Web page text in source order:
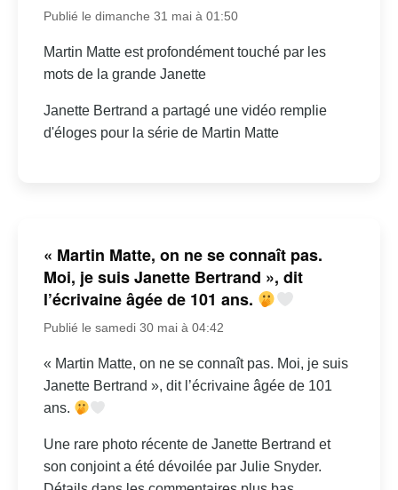
Publié le dimanche 31 mai à 01:50
Martin Matte est profondément touché par les
mots de la grande Janette
Janette Bertrand a partagé une vidéo remplie
d'éloges pour la série de Martin Matte
« Martin Matte, on ne se connaît pas.
Moi, je suis Janette Bertrand », dit
l’écrivaine âgée de 101 ans.
Publié le samedi 30 mai à 04:42
« Martin Matte, on ne se connaît pas. Moi, je suis
Janette Bertrand », dit l’écrivaine âgée de 101
ans.
Une rare photo récente de Janette Bertrand et
son conjoint a été dévoilée par Julie Snyder.